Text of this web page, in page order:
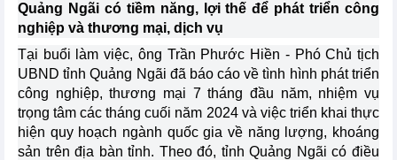
Quảng Ngãi có tiềm năng, lợi thế để phát triển công
nghiệp và thương mại, dịch vụ
Tại buổi làm việc, ông Trần Phước Hiền - Phó Chủ tịch
UBND tỉnh Quảng Ngãi đã báo cáo về tình hình phát triển
công nghiệp, thương mại 7 tháng đầu năm, nhiệm vụ
trọng tâm các tháng cuối năm 2024 và việc triển khai thực
hiện quy hoạch ngành quốc gia về năng lượng, khoáng
sản trên địa bàn tỉnh. Theo đó, tỉnh Quảng Ngãi có điều